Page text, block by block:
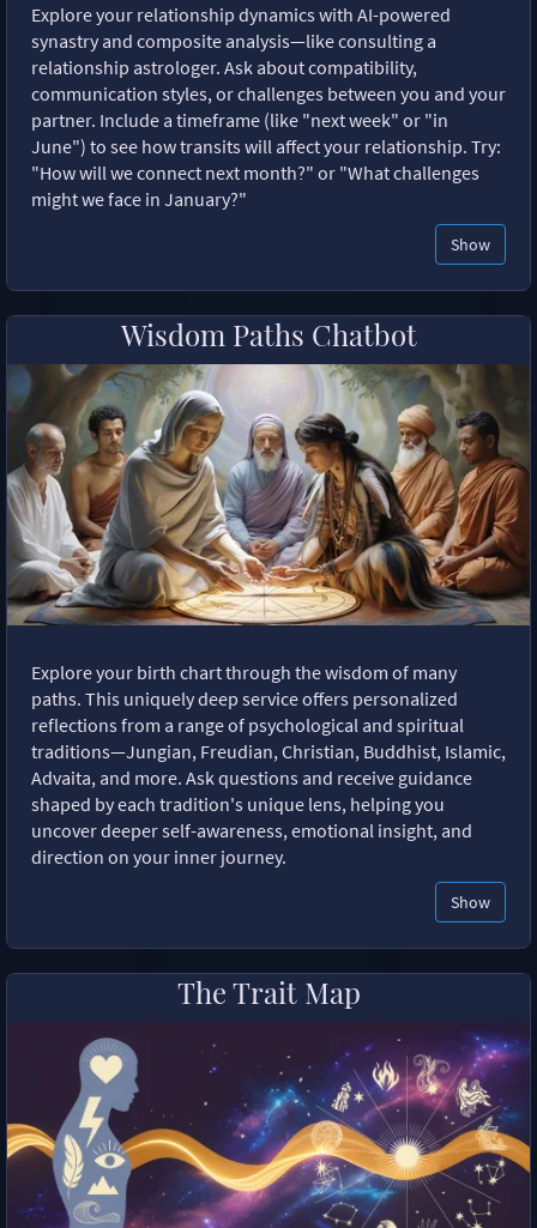
Explore your relationship dynamics with AI-powered
synastry and composite analysis—like consulting a
relationship astrologer. Ask about compatibility,
communication styles, or challenges between you and your
partner. Include a timeframe (like "next week" or "in
June") to see how transits will affect your relationship. Try:
"How will we connect next month?" or "What challenges
might we face in January?"
Show
Wisdom Paths Chatbot
Explore your birth chart through the wisdom of many
paths. This uniquely deep service offers personalized
reflections from a range of psychological and spiritual
traditions—Jungian, Freudian, Christian, Buddhist, Islamic,
Advaita, and more. Ask questions and receive guidance
shaped by each tradition's unique lens, helping you
uncover deeper self-awareness, emotional insight, and
direction on your inner journey.
Show
The Trait Map